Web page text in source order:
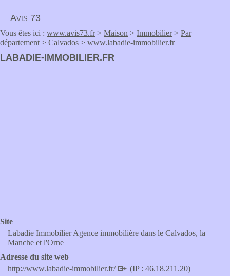
Avis 73
Vous êtes ici : www.avis73.fr> Maison > Immobilier> Par
département > Calvados > www.labadie-immobilier.fr
LABADIE-IMMOBILIER.FR
Site
Labadie Immobilier Agence immobilière dans le Calvados, la
Manche et l'Orne
Adresse du site web
http://www.labadie-immobilier.fr/
(IP : 46.18.211.20)